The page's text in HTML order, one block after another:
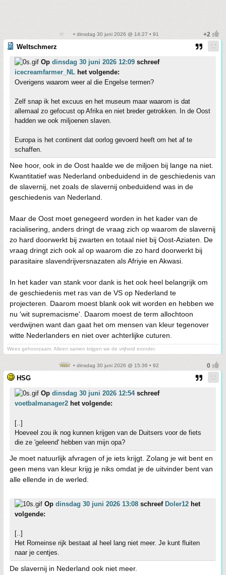
• dinsdag 30 juni 2026 @ 14:27 • 91
Weltschmerz
Op dinsdag 30 juni 2026 12:09 schreef
icecreamfarmer_NL het volgende:
Overigens waarom weer al die Engelse termen?
Zelf snap ik het excuus en het museum maar waarom is dat
allemaal zo gefocust op Afrika en niet breder getrokken. In de Oost
hadden we ook miljoenen slaven.
Europa is het continent dat oorlog gevoerd heeft om het af te
schaffen.
Nee hoor, ook in de Oost haalde we de miljoen bij lange na niet.
Kwantitatief was Nederland onbeduidend in de geschiedenis van
de slavernij, net zoals de slavernij onbeduidend was in de
geschiedenis van Nederland.
Maar de Oost moet genegeerd worden in het kader van de
racialisering, anders dringt de vraag zich op waarom de slavernij
zo hard doorwerkt bij zwarten en totaal niet bij Oost-Aziaten. De
vraag dringt zich ook al op waarom die zo hard doorwerkt bij
parasitaire slavendrijversnazaten als Afriyie en Akwasi.
In het kader van stank voor dank is het ook heel belangrijk om
de geschiedenis met ras van de VS op Nederland te
projecteren. Daarom moest blank ook wit worden en hebben we
nu 'wit supremacisme'. Daarom moest de term allochtoon
verdwijnen want dan gaat het om mensen van kleur tegenover
witte Nederlanders en niet over achterlijke cuturen.
Wees gehoorzaam. Alleen samen krijgen we de vrijheid eronder.
• dinsdag 30 juni 2026 @ 15:36 • 92
HSG
Op dinsdag 30 juni 2026 12:54schreef
voetbalmanager2 het volgende:
[..]
Hoeveel zou ik nog kunnen krijgen van de Duitsers voor de fiets
die ze 'geleend' hebben van mijn opa?
Je moet natuurlijk afvragen of je iets krijgt. Zolang je wit bent en
geen mens van kleur krijg je niks omdat je de uitvinder bent van
alle ellende in de werled.
Op dinsdag 30 juni 2026 13:08 schreef Doler12 het
volgende:
[..]
Het Romeinse rijk bestaat al heel lang niet meer. Je kunt fluiten
naar je centjes.
De slavernij in Nederland ook niet meer.